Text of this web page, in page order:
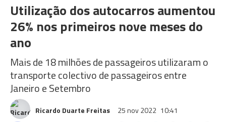
Utilização dos autocarros aumentou
26% nos primeiros nove meses do
ano
Mais de 18 milhões de passageiros utilizaram o
transporte colectivo de passageiros entre
Janeiro e Setembro
Ricardo Duarte Freitas 25 nov 2022 10:41